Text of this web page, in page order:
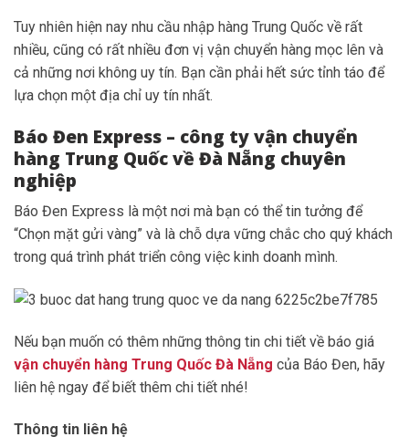
Tuy nhiên hiện nay nhu cầu nhập hàng Trung Quốc về rất
nhiều, cũng có rất nhiều đơn vị vận chuyển hàng mọc lên và
cả những nơi không uy tín. Bạn cần phải hết sức tỉnh táo để
lựa chọn một địa chỉ uy tín nhất.
Báo Đen Express – công ty vận chuyển
hàng Trung Quốc về Đà Nẵng chuyên
nghiệp
Báo Đen Express là một nơi mà bạn có thể tin tưởng để
“Chọn mặt gửi vàng” và là chỗ dựa vững chắc cho quý khách
trong quá trình phát triển công việc kinh doanh mình.
Nếu bạn muốn có thêm những thông tin chi tiết về báo giá
vận chuyển hàng Trung Quốc Đà Nẵng của Báo Đen, hãy
liên hệ ngay để biết thêm chi tiết nhé!
Thông tin liên hệ